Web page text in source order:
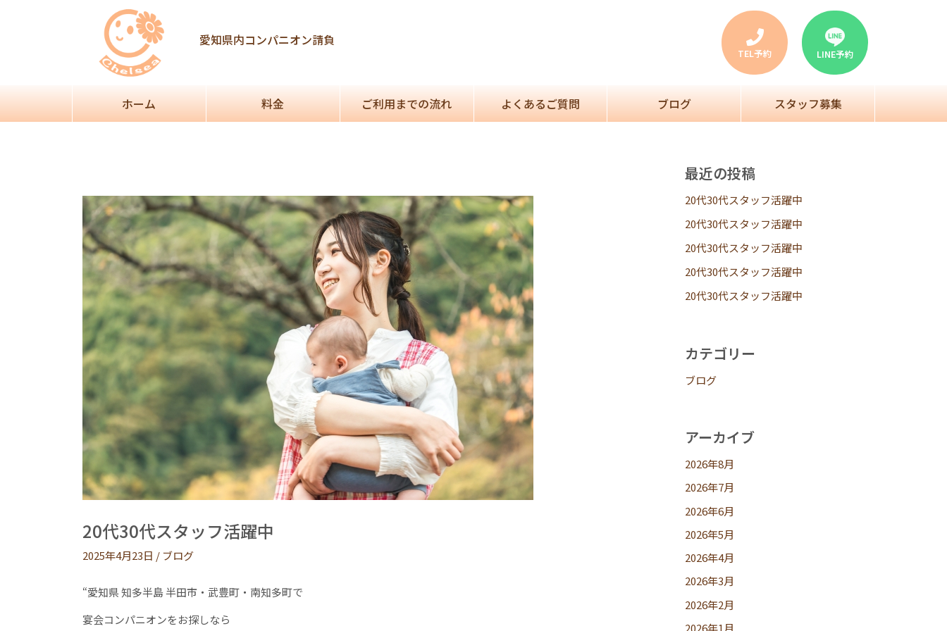
愛知県内コンパニオン請負
TEL予約 LINE予約
ホーム 料金 ご利用までの流れ よくあるご質問 ブログ スタッフ募集
20代30代スタッフ活躍中
2025年4月23日 / ブログ
“愛知県 知多半島 半田市・武豊町・南知多町で
宴会コンパニオンをお探しなら
最近の投稿
20代30代スタッフ活躍中
20代30代スタッフ活躍中
20代30代スタッフ活躍中
20代30代スタッフ活躍中
20代30代スタッフ活躍中
カテゴリー
ブログ
アーカイブ
2026年8月
2026年7月
2026年6月
2026年5月
2026年4月
2026年3月
2026年2月
2026年1月